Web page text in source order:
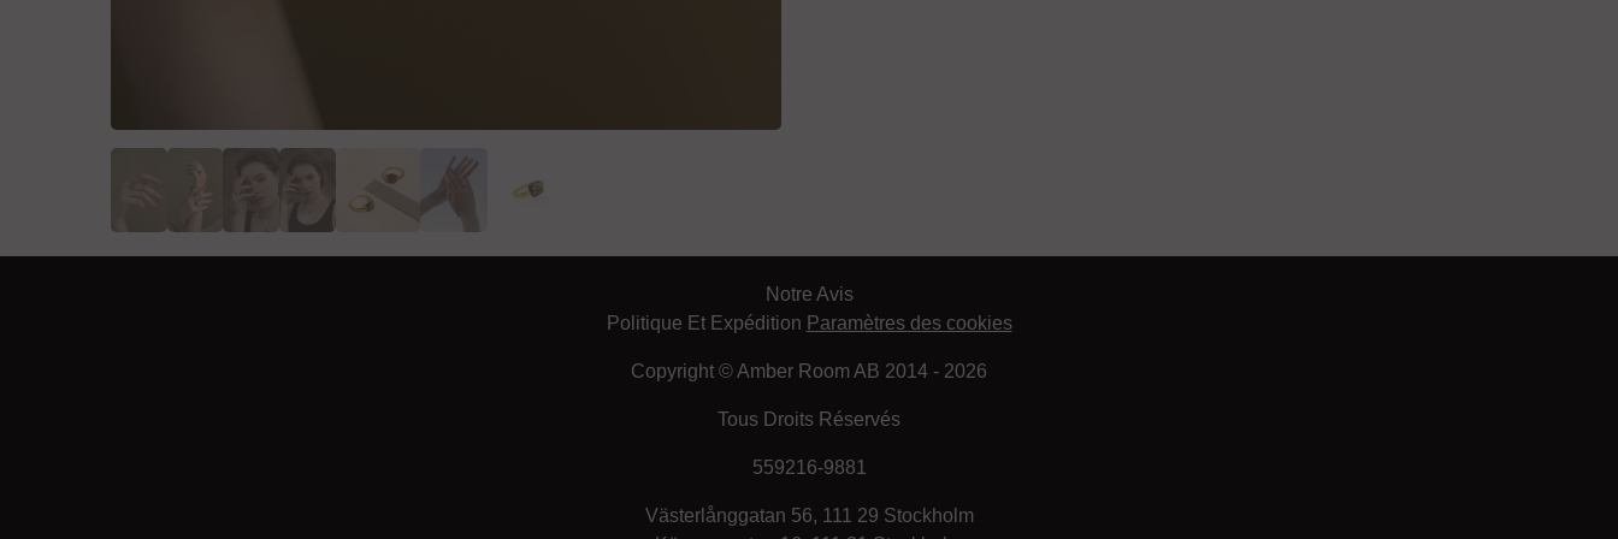
Notre Avis
Politique Et Expédition Paramètres des cookies
Copyright © Amber Room AB 2014 - 2026
Tous Droits Réservés
559216-9881
Västerlånggatan 56, 111 29 Stockholm